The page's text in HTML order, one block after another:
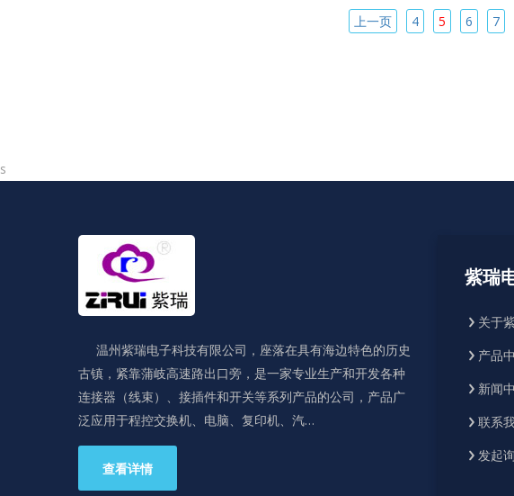
上一页 4 5 6 7
s
温州紫瑞电子科技有限公司，座落在具有海边特色的历史
古镇，紧靠蒲岐高速路出口旁，是一家专业生产和开发各种
连接器（线束）、接插件和开关等系列产品的公司，产品广
泛应用于程控交换机、电脑、复印机、汽…
查看详情
紫瑞
关于
产品
新闻
联系
发起